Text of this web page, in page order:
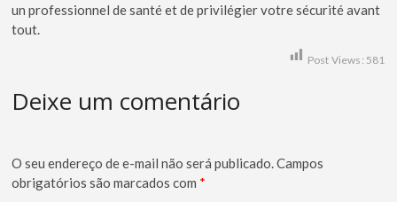
un professionnel de santé et de privilégier votre sécurité avant
tout.
Post Views: 581
Deixe um comentário
O seu endereço de e-mail não será publicado.Campos
obrigatórios são marcados com *